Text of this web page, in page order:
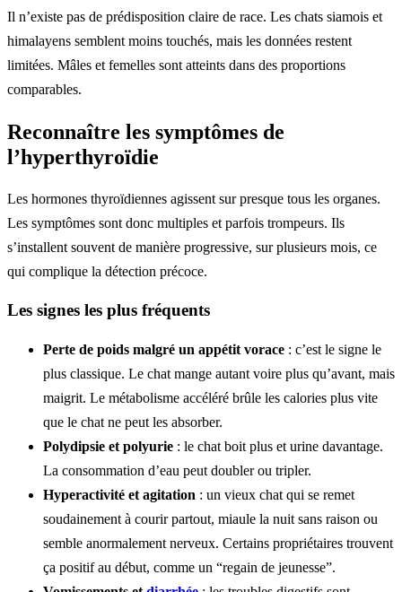
Il n’existe pas de prédisposition claire de race. Les chats siamois et
himalayens semblent moins touchés, mais les données restent
limitées. Mâles et femelles sont atteints dans des proportions
comparables.
Reconnaître les symptômes de
l’hyperthyroïdie
Les hormones thyroïdiennes agissent sur presque tous les organes.
Les symptômes sont donc multiples et parfois trompeurs. Ils
s’installent souvent de manière progressive, sur plusieurs mois, ce
qui complique la détection précoce.
Les signes les plus fréquents
Perte de poids malgré un appétit vorace : c’est le signe le
plus classique. Le chat mange autant voire plus qu’avant, mais
maigrit. Le métabolisme accéléré brûle les calories plus vite
que le chat ne peut les absorber.
Polydipsie et polyurie : le chat boit plus et urine davantage.
La consommation d’eau peut doubler ou tripler.
Hyperactivité et agitation : un vieux chat qui se remet
soudainement à courir partout, miaule la nuit sans raison ou
semble anormalement nerveux. Certains propriétaires trouvent
ça positif au début, comme un “regain de jeunesse”.